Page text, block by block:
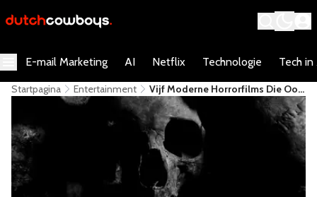
E-mail Marketing AI Netflix Technologie Tech in
Startpagina Entertainment
​Vijf Moderne Horrorfilms Die Ook
Echt Eng Zijn